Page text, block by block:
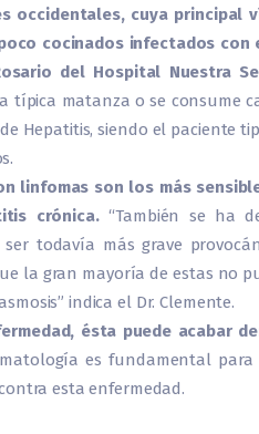
occidentales, cuya principal
cocinados infectados con
del Hospital Nuestra
típica matanza o se consume
Hepatitis, siendo el paciente
linfomas son los más
crónica.“También se ha
todavía más grave
la gran mayoría de estas no
indica el Dr. Clemente.
ésta puede acabar
es fundamental para
esta enfermedad.